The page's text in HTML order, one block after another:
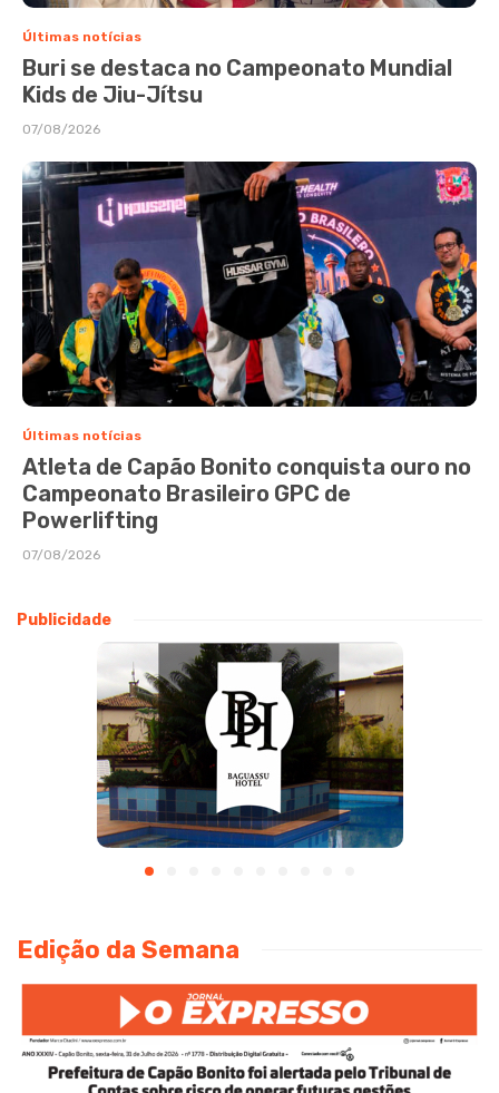
Últimas notícias
Buri se destaca no Campeonato Mundial
Kids de Jiu-Jítsu
07/08/2026
Últimas notícias
Atleta de Capão Bonito conquista ouro no
Campeonato Brasileiro GPC de
Powerlifting
07/08/2026
Publicidade
Edição da Semana